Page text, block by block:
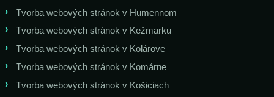
Tvorba webových stránok v Humennom
Tvorba webových stránok v Kežmarku
Tvorba webových stránok v Kolárove
Tvorba webových stránok v Komárne
Tvorba webových stránok v Košiciach